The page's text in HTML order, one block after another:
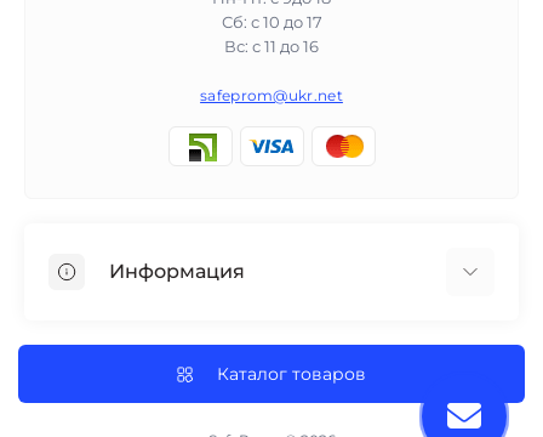
Сб: с 10 до 17
Вс: с 11 до 16
safeprom@ukr.net
Информация
Доставка, оплата, гарантии
О магазине
Каталог товаров